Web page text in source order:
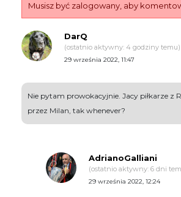
Musisz być zalogowany, aby
DarQ
(ostatnio aktywny: 4 godziny temu)
29 września 2022, 11:47
Nie pytam prowokacyjnie. Jacy piłkarze z
przez Milan, tak whenever?
AdrianoGalliani
(ostatnio aktywny: 6 dni
29 września 2022, 12:24